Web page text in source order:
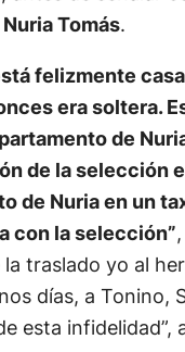
Nuria Tomás.
felizmente
era soltera.
de
de la selección
de Nuria en un
con la selección”
traslado yo al
días, a Tonino,
esta infidelidad”,